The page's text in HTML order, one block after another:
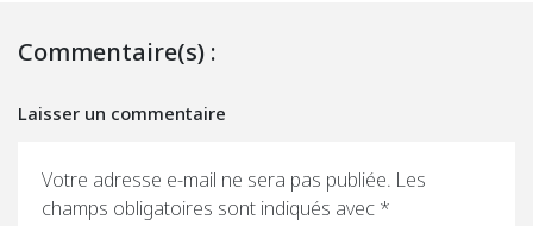
Commentaire(s) :
Laisser un commentaire
Votre adresse e-mail ne sera pas publiée. Les
champs obligatoires sont indiqués avec *